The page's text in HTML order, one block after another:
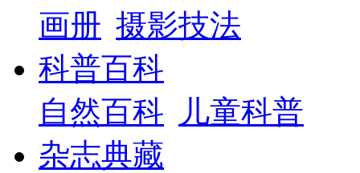
画册 摄影技法
科普百科
自然百科
儿童科普
杂志典藏